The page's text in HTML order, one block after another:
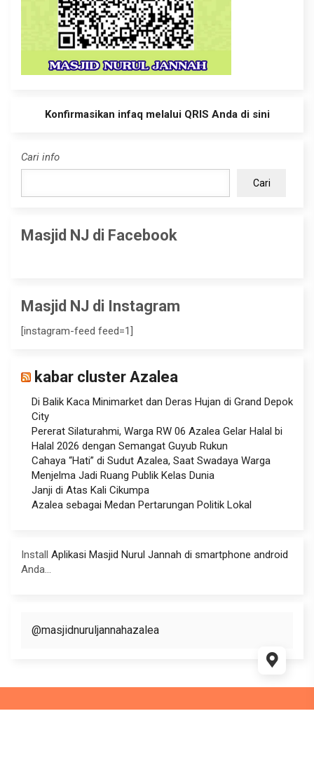
Konfirmasikan infaq melalui QRIS Anda di sini
Cari info
Cari
Masjid NJ di Facebook
Masjid NJ di Instagram
[instagram-feed feed=1]
kabar cluster Azalea
Di Balik Kaca Minimarket dan Deras Hujan di Grand Depok
City
Pererat Silaturahmi, Warga RW 06 Azalea Gelar Halal bi
Halal 2026 dengan Semangat Guyub Rukun
Cahaya “Hati” di Sudut Azalea, Saat Swadaya Warga
Menjelma Jadi Ruang Publik Kelas Dunia
Janji di Atas Kali Cikumpa
Azalea sebagai Medan Pertarungan Politik Lokal
Install Aplikasi Masjid Nurul Jannah di smartphone android
Anda...
@masjidnuruljannahazalea